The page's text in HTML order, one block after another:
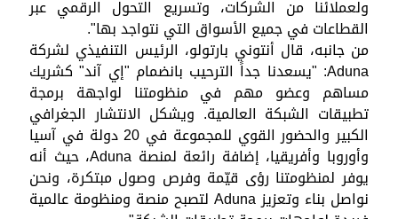
ولعملائنا من الشركات، وتسريع التحول الرقمي عبر
القطاعات في جميع الأسواق التي نتواجد بها".
من جانبه، قال أنتوني بارتولو، الرئيس التنفيذي لشركة
Aduna: "يسعدنا جداً الترحيب بانضمام "إي آند" كشريك
مساهم وعضو مهم في منظومتنا لواجهة برمجة
تطبيقات الشبكة العالمية. ويشكل الانتشار الجغرافي
الكبير والحضور القوي للمجموعة في 20 دولة في آسيا
وأوروبا وأفريقيا، إضافة رائعة لمنصة Aduna، حيث أنه
يوفر لمنظومتنا رؤى قيّمة وفرص وصول مبتكرة، ونحن
نواصل بناء وتعزيز Aduna لتصبح منصة ومنظومة عالمية